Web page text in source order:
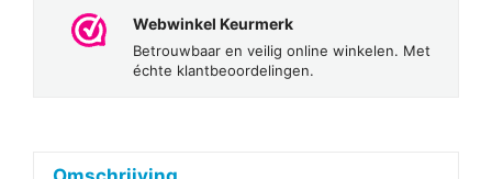
Webwinkel Keurmerk
Betrouwbaar en veilig online winkelen. Met
échte klantbeoordelingen.